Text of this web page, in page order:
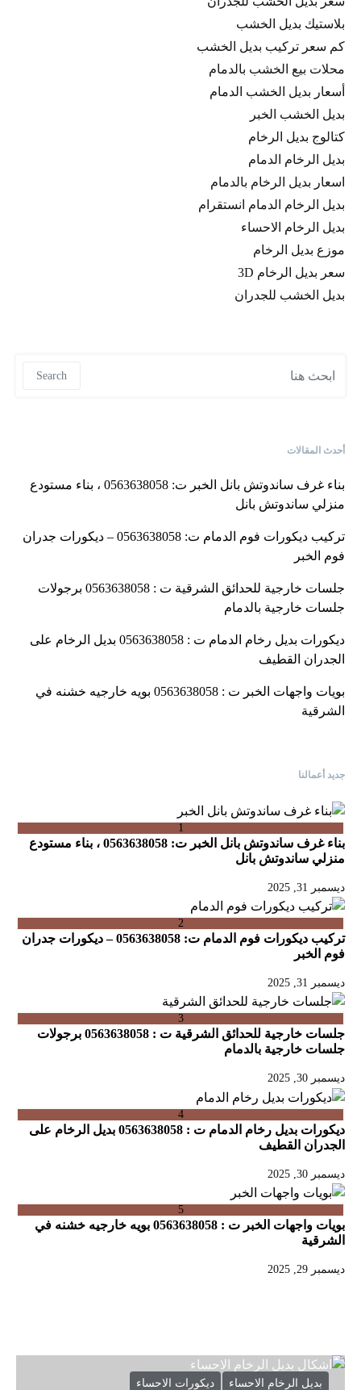
بلاستيك بديل الخشب
كم سعر تركيب بديل الخشب
محلات بيع الخشب بالدمام
أسعار بديل الخشب الدمام
بديل الخشب الخبر
كتالوج بديل الرخام
بديل الرخام الدمام
اسعار بديل الرخام بالدمام
بديل الرخام الدمام انستقرام
بديل الرخام الاحساء
موزع بديل الرخام
سعر بديل الرخام 3D
بديل الخشب للجدران
Search
أحدث المقالات
بناء غرف ساندوتش بانل الخبر ت: 0563638058 ، بناء مستودع
منزلي ساندوتش بانل
تركيب ديكورات فوم الدمام ت: 0563638058 – ديكورات جدران
فوم الخبر
جلسات خارجية للحدائق الشرقية ت : 0563638058 برجولات
جلسات خارجية بالدمام
ديكورات بديل رخام الدمام ت : 0563638058 بديل الرخام على
الجدران القطيف
بويات واجهات الخبر ت : 0563638058 بويه خارجيه خشنه في
الشرقية
جديد أعمالنا
1
بناء غرف ساندوتش بانل الخبر ت: 0563638058 ، بناء مستودع
منزلي ساندوتش بانل
ديسمبر 31, 2025
2
تركيب ديكورات فوم الدمام ت: 0563638058 – ديكورات جدران
فوم الخبر
ديسمبر 31, 2025
3
جلسات خارجية للحدائق الشرقية ت : 0563638058 برجولات
جلسات خارجية بالدمام
ديسمبر 30, 2025
4
ديكورات بديل رخام الدمام ت : 0563638058 بديل الرخام على
الجدران القطيف
ديسمبر 30, 2025
5
بويات واجهات الخبر ت : 0563638058 بويه خارجيه خشنه في
الشرقية
ديسمبر 29, 2025
بديل الرخام الاحساء ديكورات الاحساء